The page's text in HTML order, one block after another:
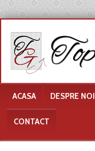
ACASA DESPRE NOI
CONTACT